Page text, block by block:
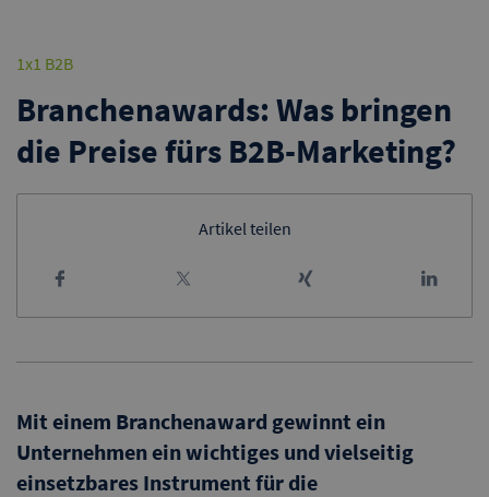
1x1 B2B
Branchenawards: Was bringen
die Preise fürs B2B-Marketing?
Artikel teilen
Mit einem Branchenaward gewinnt ein
Unternehmen ein wichtiges und vielseitig
einsetzbares Instrument für die